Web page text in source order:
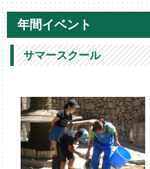
年間イベント
サマースクール